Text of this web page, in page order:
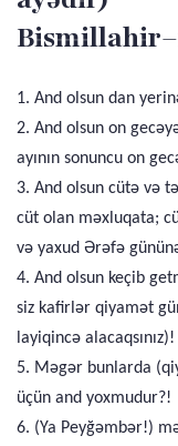
1. And olsun dan
2. And olsun on
ayının sonuncu on
3. And olsun cütə və
cüt olan məxluqata;
və yaxud Ərəfə
4. And olsun keçib
siz kafirlər qiyamət
layiqincə alacaqsınız)!
5. Məgər bunlarda
üçün and yoxmudur?!
6. (Ya Peyğəmbər!)